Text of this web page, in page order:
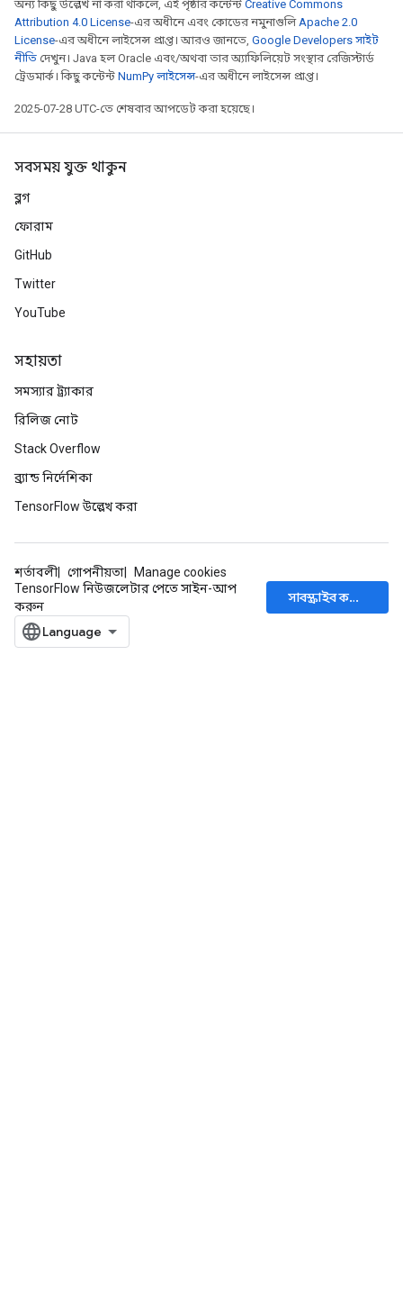
অন্য কিছু উল্লেখ না করা থাকলে, এই পৃষ্ঠার কন্টেন্ট Creative Commons
Attribution 4.0 License-এর অধীনে এবং কোডের নমুনাগুলিApache 2.0
License-এর অধীনে লাইসেন্স প্রাপ্ত। আরও জানতে, Google Developers সাইট
নীতি দেখুন। Java হল Oracle এবং/অথবা তার অ্যাফিলিয়েট সংস্থার রেজিস্টার্ড
ট্রেডমার্ক। কিছু কন্টেন্ট NumPy লাইসেন্স-এর অধীনে লাইসেন্স প্রাপ্ত।
2025-07-28 UTC-তে শেষবার আপডেট করা হয়েছে।
সবসময় যুক্ত থাকুন
ব্লগ
ফোরাম
GitHub
Twitter
YouTube
সহায়তা
সমস্যার ট্র্যাকার
রিলিজ নোট
Stack Overflow
ব্র্যান্ড নির্দেশিকা
TensorFlow উল্লেখ করা
শর্তাবলী গোপনীয়তা
Manage cookies
TensorFlow নিউজলেটার পেতে সাইন-আপ
করুন
সাবস্ক্রাইব করুন